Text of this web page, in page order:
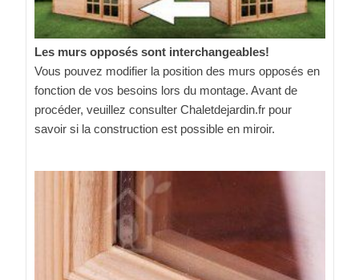
Les murs opposés sont interchangeables!
Vous pouvez modifier la position des murs opposés en
fonction de vos besoins lors du montage. Avant de
procéder, veuillez consulter Chaletdejardin.fr pour
savoir si la construction est possible en miroir.